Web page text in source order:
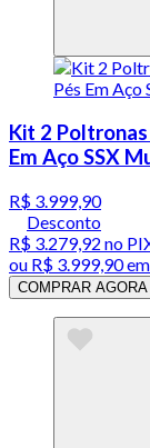
Kit 2
Em Aço SSX
R$ 3.999,90
Desconto
R$ 3.279,92 no
ou R$ 3.999,90
COMPRAR AGORA